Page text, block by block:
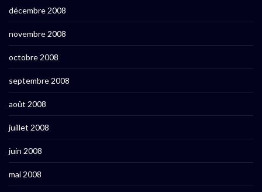
décembre 2008
novembre 2008
octobre 2008
septembre 2008
août 2008
juillet 2008
juin 2008
mai 2008